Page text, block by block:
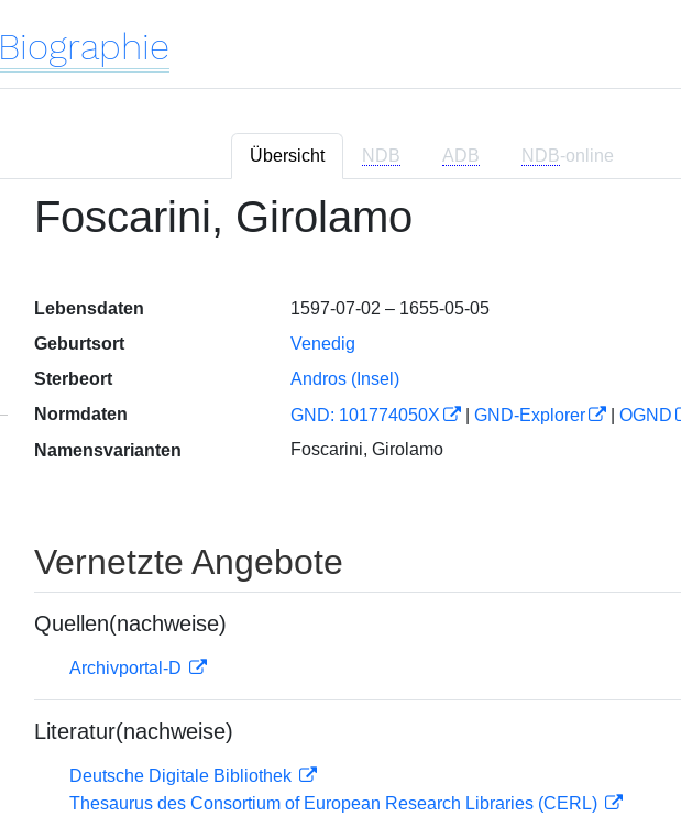
Biographie
Übersicht NDB ADB NDB-online
Foscarini, Girolamo
Lebensdaten
1597-07-02 – 1655-05-05
Geburtsort
Venedig
Sterbeort
Andros (Insel)
Normdaten
GND: 101774050X GND-Explorer OGND
Namensvarianten
Foscarini, Girolamo
Vernetzte Angebote
Quellen(nachweise)
Archivportal-D
Literatur(nachweise)
Deutsche Digitale Bibliothek
Thesaurus des Consortium of European Research Libraries (CERL)